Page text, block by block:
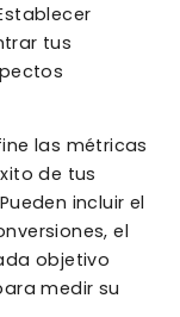
tus
las métricas
de tus
incluir el
el
objetivo
medir su